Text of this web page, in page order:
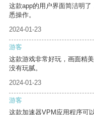
这款app的用户界面简洁明
悉操作。
2024-01-23
游客
这款游戏非常好玩，画面精
没有玩腻。
2024-01-23
游客
这款加速器VPM应用程序可